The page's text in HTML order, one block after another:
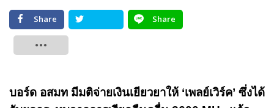
Share
Share
บอร์ด อสมท มีมติจ่ายเงินเยียวยาให้ ‘เพลย์เวิร์ค’ ซึ่งได้